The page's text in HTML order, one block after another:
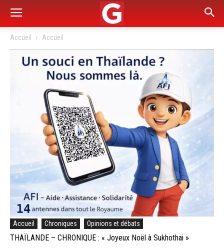
Accueil Accueil
Accueil Chroniques Opinions et débats
THAÏLANDE – CHRONIQUE : « Joyeux Noël à Sukhothai »